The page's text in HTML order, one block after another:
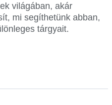
világában, akár
mi segíthetünk abban,
tárgyait.